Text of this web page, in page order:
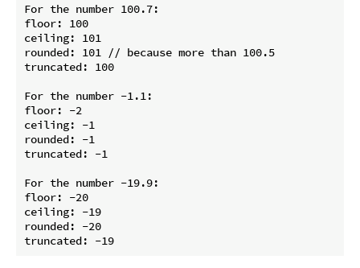
For the number 100.7:
floor: 100
ceiling: 101
rounded: 101 // because more than 100.5
truncated: 100
For the number -1.1:
floor: -2
ceiling: -1
rounded: -1
truncated: -1
For the number -19.9:
floor: -20
ceiling: -19
rounded: -20